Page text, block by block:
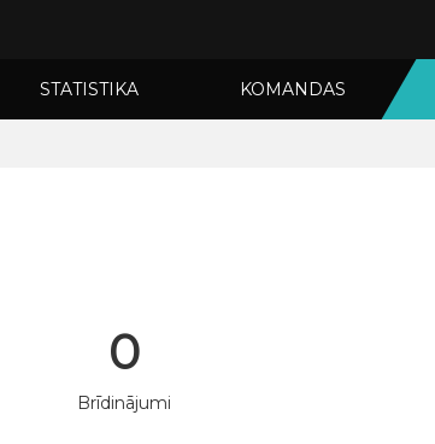
STATISTIKA KOMANDAS
0
Brīdinājumi